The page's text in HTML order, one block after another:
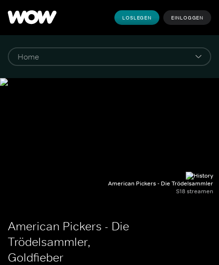
LOSLEGEN EINLOGGEN
American Pickers - Die Trödelsammler
S18 streamen
American Pickers - Die
Trödelsammler,
Goldfieber